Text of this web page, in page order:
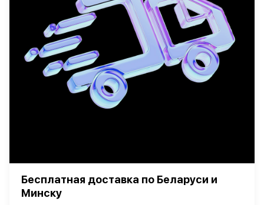
Бесплатная доставка по Беларуси и
Минску